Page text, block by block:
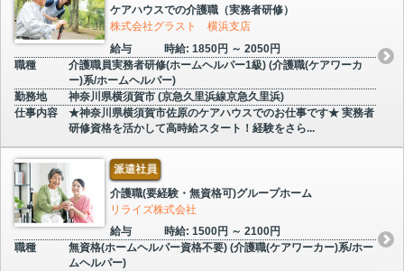
ケアハウスでの介護職（実務者研修）
株式会社グラスト 横浜支店
給与
時給: 1850円 ～ 2050円
職種
介護職員実務者研修(ホームヘルパー1級) (介護職(ケアワーカ
ー)系/ホームヘルパー)
勤務地
神奈川県横須賀市 (京急久里浜線京急久里浜)
仕事内容
★神奈川県横須賀市佐原のケアハウスでのお仕事です★ 実務者
研修資格を活かして高時給スタート！経験をさら...
派遣社員
介護職(要経験・無資格可)グループホーム
リライズ株式会社
給与
時給: 1500円 ～ 2100円
職種
無資格(ホームヘルパー資格不要) (介護職(ケアワーカー)系/ホー
ムヘルパー)